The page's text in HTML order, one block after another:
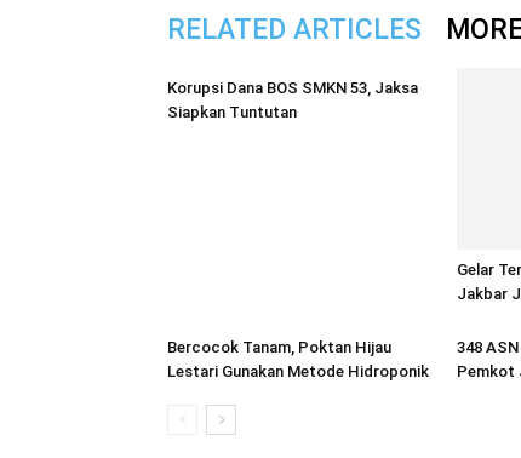
RELATED ARTICLES
Korupsi Dana BOS SMKN 53, Jaksa
Siapkan Tuntutan
Gelar
Jakbar
Bercocok Tanam, Poktan Hijau
Lestari Gunakan Metode Hidroponik
348
Pemkot